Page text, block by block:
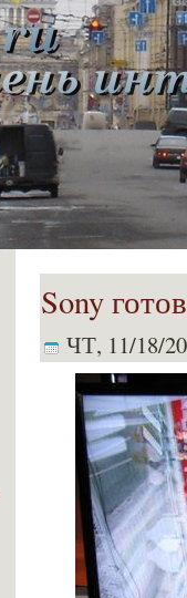
Sony
ЧТ, 11/18/